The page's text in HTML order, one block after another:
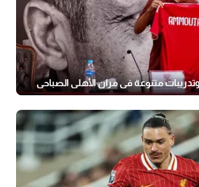
متنوعة في مران الأهلي الصباحي